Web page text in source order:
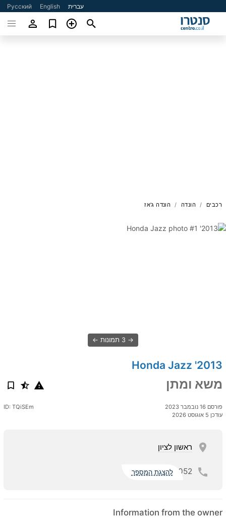
עברית English
Русский
רכבים הונדה הונדה ג'אז
3 תמונות
2013' Honda Jazz
משא ומתן
פורסם 16 נובמבר 2023
עודכן 5 אוגוסט 2026
ID: TQiSEm
ראשון לציון
052 להצגת המספר
Information from the owner